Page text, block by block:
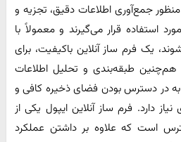
جمع‌آوری اطلاعات دقیق، تجزیه و
استفاده قرار می‌گیرند و معمولاً با
یک فرم ساز آنلاین باکیفیت، برای
هم‌چنین طبقه‌بندی و تحلیل اطلاعات
در دسترس بودن فضای ذخیره کافی و
دارد. فرم ساز آنلاین ایپول یکی از
است که علاوه بر داشتن عملکرد